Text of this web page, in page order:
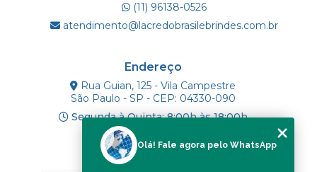
(11) 96138-0526
atendimento@lacredobrasilebrindes.com.br
Endereço
Rua Guian, 125 - Vila Campestre
São Paulo - SP - CEP: 04330-090
Segunda à Quinta: 8:00h às 18:00h
Mapa do Site
Olá! Fale agora pelo WhatsApp